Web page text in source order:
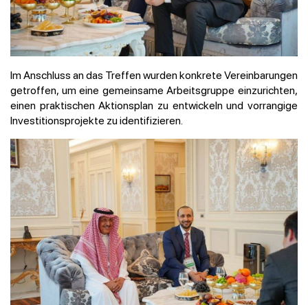
Im Anschluss an das Treffen wurden konkrete Vereinbarungen
getroffen, um eine gemeinsame Arbeitsgruppe einzurichten,
einen praktischen Aktionsplan zu entwickeln und vorrangige
Investitionsprojekte zu identifizieren.